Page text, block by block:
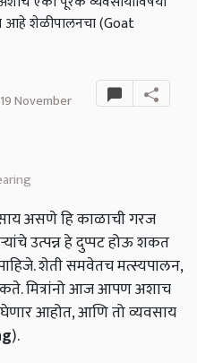
आहे शेळीपालनचा (Goat
November
असणे हि काळाची गरज
उत्पन्न हे दुप्पट होऊ शकत
शेती समवेतच मत्स्यपालन,
मित्रांनो आज आपण अशाच
आहोत, आणि तो व्यवसाय
).